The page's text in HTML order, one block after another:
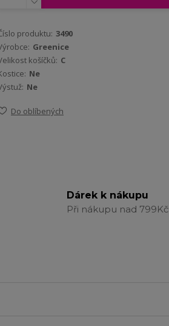
produktu: 3490
Greenice
košíčků: C
Ne
Ne
Do oblíbených
Dárek k nákupu
Při nákupu nad 799Kč